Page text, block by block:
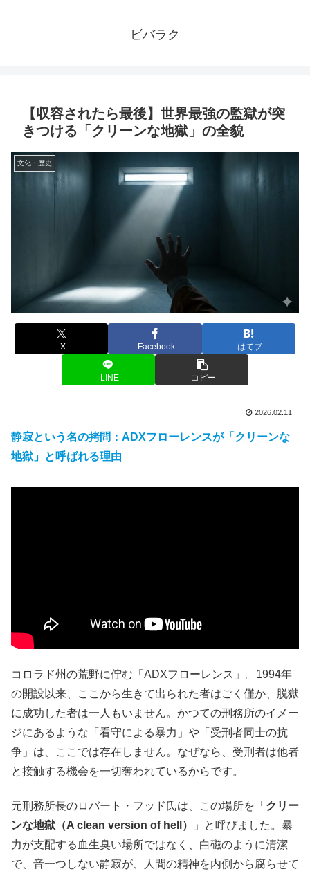
ビバラク
【収容されたら最後】世界最強の監獄が突
きつける「クリーンな地獄」の全貌
文化・歴史
X Facebook はてブ
LINE コピー
2026.02.11
静寂という名の拷問：ADXフローレンスが「クリーンな
地獄」と呼ばれる理由
コロラド州の荒野に佇む「ADXフローレンス」。1994年
の開設以来、ここから生きて出られた者はごく僅か、脱獄
に成功した者は一人もいません。かつての刑務所のイメー
ジにあるような「看守による暴力」や「受刑者同士の抗
争」は、ここでは存在しません。なぜなら、受刑者は他者
と接触する機会を一切奪われているからです。
元刑務所長のロバート・フッド氏は、この場所を「 クリー
ンな地獄（A clean version of hell）
」と呼びました。暴
力が支配する血生臭い場所ではなく、白磁のように清潔
で、音一つしない静寂が、人間の精神を内側から腐らせて